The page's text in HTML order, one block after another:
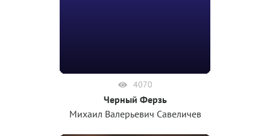
4070
Черный Ферзь
Михаил Валерьевич Савеличев